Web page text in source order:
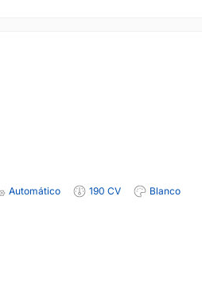
Automático 190 CV
Blanco